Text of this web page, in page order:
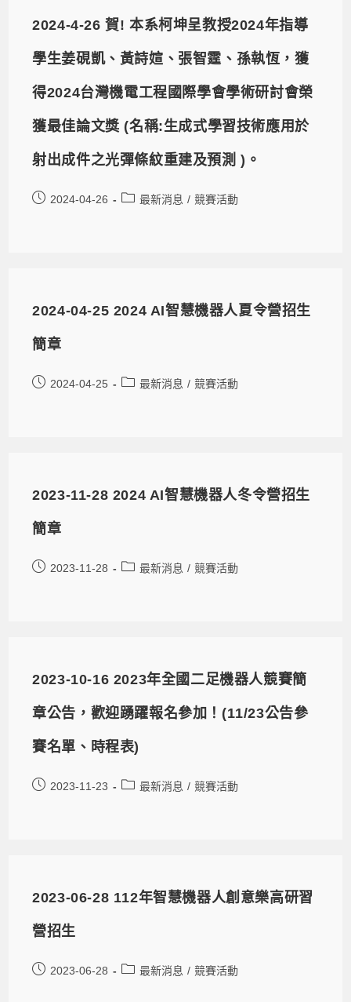
2024-4-26 賀! 本系柯坤呈教授2024年指導
學生姜硯凱、黃詩媗、張智霆、孫執恆，獲
得2024台灣機電工程國際學會學術研討會榮
獲最佳論文獎 (名稱:生成式學習技術應用於
射出成件之光彈條紋重建及預測 )。
2024-04-26 最新消息 / 競賽活動
2024-04-25 2024 AI智慧機器人夏令營招生
簡章
2024-04-25 最新消息 / 競賽活動
2023-11-28 2024 AI智慧機器人冬令營招生
簡章
2023-11-28 最新消息 / 競賽活動
2023-10-16 2023年全國二足機器人競賽簡
章公告，歡迎踴躍報名參加！(11/23公告參
賽名單、時程表)
2023-11-23 最新消息 / 競賽活動
2023-06-28 112年智慧機器人創意樂高研習
營招生
2023-06-28 最新消息 / 競賽活動